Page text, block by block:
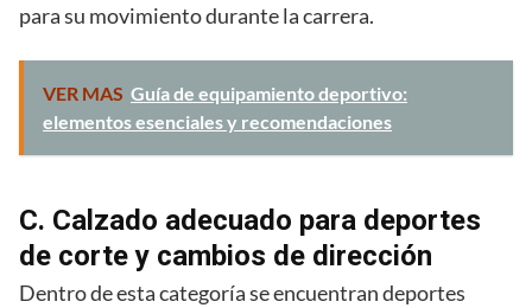
para su movimiento durante la carrera.
VER MAS Guía de equipamiento deportivo:
elementos esenciales y recomendaciones
C. Calzado adecuado para deportes
de corte y cambios de dirección
Dentro de esta categoría se encuentran deportes